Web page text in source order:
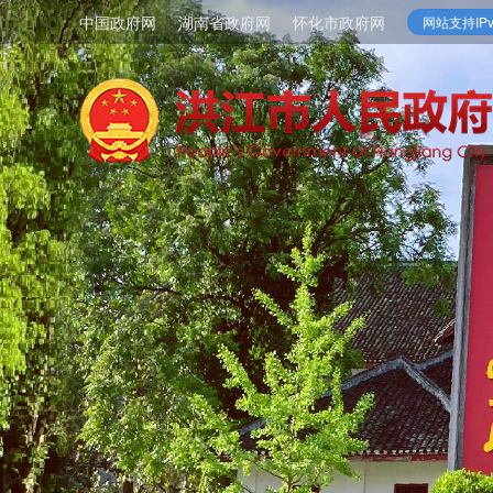
中国政府网 湖南省政府网 怀化市政府网 网站支持